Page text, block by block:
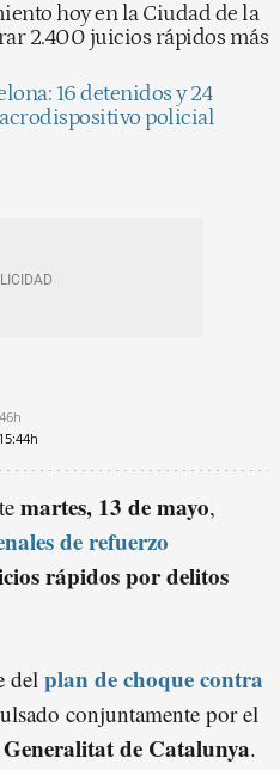
hoy en la Ciudad de la
2.400 juicios rápidos más
16 detenidos y 24
policial
15:44h
martes, 13 de mayo,
de refuerzo
rápidos por delitos
del plan de choque contra
conjuntamente por el
Generalitat de Catalunya.